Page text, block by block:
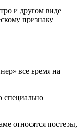
и другом виде
признаку
все время на
специально
относятся постеры,